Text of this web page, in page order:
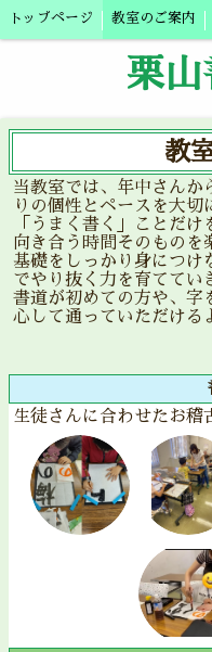
トップページ 教室のご案内
栗
教
当教室では、年中さんか
りの個性とペースを大切
「うまく書く」ことだ
向き合う時間そのものを
基礎をしっかり身につけ
でやり抜く力を育ててい
書道が初めての方や、字
心して通っていただける
生徒さんに合わせたお稽